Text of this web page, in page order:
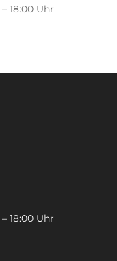
18:00 Uhr
18:00 Uhr